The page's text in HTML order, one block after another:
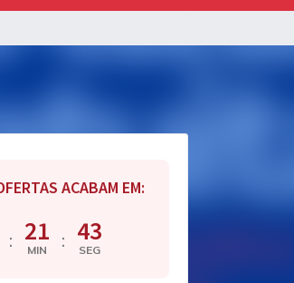
ACABAM EM:
: 21
MIN : 42
SEG